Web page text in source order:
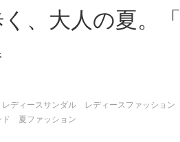
、大人の夏。
レディースサンダル レディースファッション
夏ファッション